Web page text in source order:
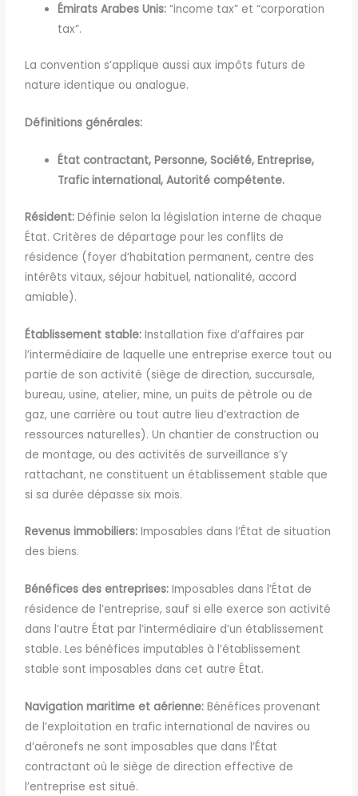
Émirats Arabes Unis: “income tax” et “corporation
tax”.
La convention s’applique aussi aux impôts futurs de
nature identique ou analogue.
Définitions générales:
État contractant, Personne, Société, Entreprise,
Trafic international, Autorité compétente.
Résident: Définie selon la législation interne de chaque
État. Critères de départage pour les conflits de
résidence (foyer d’habitation permanent, centre des
intérêts vitaux, séjour habituel, nationalité, accord
amiable).
Établissementstable: Installation fixe d’affaires par
l’intermédiaire de laquelle une entreprise exerce tout ou
partie de son activité (siège de direction, succursale,
bureau, usine, atelier, mine,un puits de pétrole ou de
gaz, une carrière ou tout autre lieu d’extraction de
ressources naturelles). Un chantier de construction ou
de montage, ou des activités de surveillance s’y
rattachant, ne constituent un établissement stable que
si sa durée dépasse six mois.
Revenus immobiliers: Imposables dans l’État de situation
des biens.
Bénéfices des entreprises: Imposables dans l’État de
résidence de l’entreprise, sauf si elle exerce son activité
dans l’autre État par l’intermédiaire d’un établissement
stable. Les bénéfices imputables à l’établissement
stable sont imposables dans cet autre État.
Navigation maritime et aérienne: Bénéfices provenant
de l’exploitation en trafic international de navires ou
d’aéronefs ne sont imposables que dans l’État
contractant où le siège de direction effective de
l’entreprise est situé.